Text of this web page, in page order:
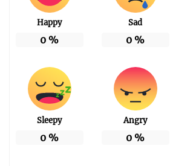
Happy
0 %
Sad
0 %
Sleepy
0 %
Angry
0 %